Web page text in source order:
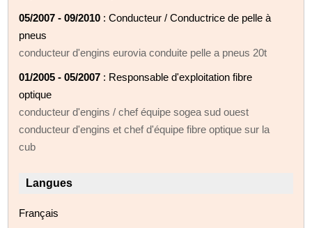
05/2007 - 09/2010 : Conducteur / Conductrice de pelle à
pneus
conducteur d'engins eurovia conduite pelle a pneus 20t
01/2005 - 05/2007 : Responsable d'exploitation fibre
optique
conducteur d'engins / chef équipe sogea sud ouest
conducteur d'engins et chef d'équipe fibre optique sur la
cub
Langues
Français